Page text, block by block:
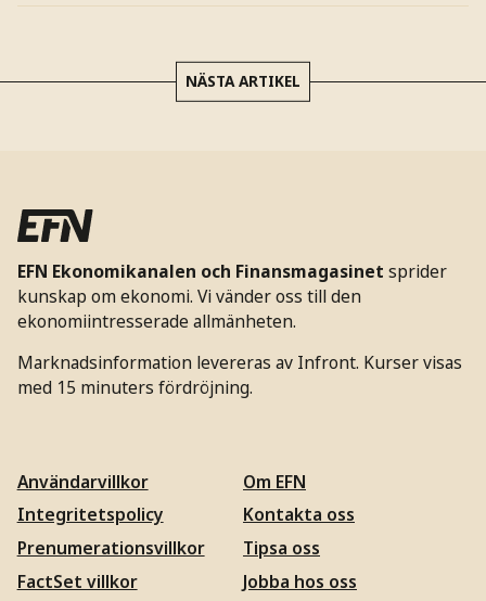
NÄSTA ARTIKEL
EFN Ekonomikanalen och Finansmagasinet sprider
kunskap om ekonomi. Vi vänder oss till den
ekonomiintresserade allmänheten.
Marknadsinformation levereras av Infront. Kurser visas
med 15 minuters fördröjning.
Användarvillkor
Integritetspolicy
Prenumerationsvillkor
FactSet villkor
Om EFN
Kontakta oss
Tipsa oss
Jobba hos oss